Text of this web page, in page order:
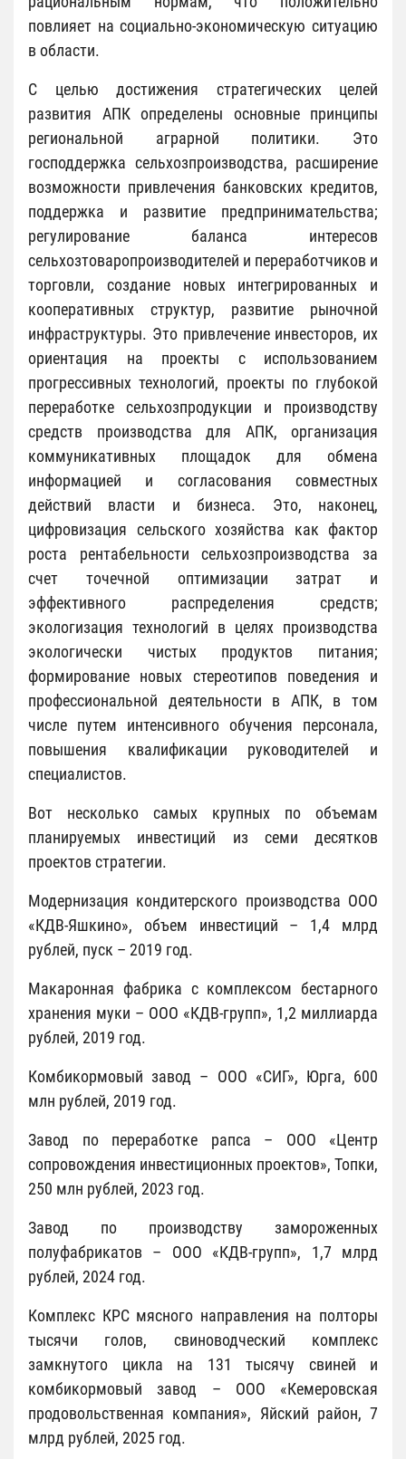
повлияет на социально-экономическую ситуацию
в области.
С целью достижения стратегических целей
развития АПК определены основные принципы
региональной аграрной политики. Это
господдержка сельхозпроизводства, расширение
возможности привлечения банковских кредитов,
поддержка и развитие предпринимательства;
регулирование баланса интересов
сельхозтоваропроизводителей и переработчиков и
торговли, создание новых интегрированных и
кооперативных структур, развитие рыночной
инфраструктуры. Это привлечение инвесторов, их
ориентация на проекты с использованием
прогрессивных технологий, проекты по глубокой
переработке сельхозпродукции и производству
средств производства для АПК, организация
коммуникативных площадок для обмена
информацией и согласования совместных
действий власти и бизнеса. Это, наконец,
цифровизация сельского хозяйства как фактор
роста рентабельности сельхозпроизводства за
счет точечной оптимизации затрат и
эффективного распределения средств;
экологизация технологий в целях производства
экологически чистых продуктов питания;
формирование новых стереотипов поведения и
профессиональной деятельности в АПК, в том
числе путем интенсивного обучения персонала,
повышения квалификации руководителей и
специалистов.
Вот несколько самых крупных по объемам
планируемых инвестиций из семи десятков
проектов стратегии.
Модернизация кондитерского производства ООО
«КДВ-Яшкино», объем инвестиций – 1,4 млрд
рублей, пуск – 2019 год.
Макаронная фабрика с комплексом бестарного
хранения муки – ООО «КДВ-групп», 1,2 миллиарда
рублей, 2019 год.
Комбикормовый завод – ООО «СИГ», Юрга, 600
млн рублей, 2019 год.
Завод по переработке рапса – ООО «Центр
сопровождения инвестиционных проектов», Топки,
250 млн рублей, 2023 год.
Завод по производству замороженных
полуфабрикатов – ООО «КДВ-групп», 1,7 млрд
рублей, 2024 год.
Комплекс КРС мясного направления на полторы
тысячи голов, свиноводческий комплекс
замкнутого цикла на 131 тысячу свиней и
комбикормовый завод – ООО «Кемеровская
продовольственная компания», Яйский район, 7
млрд рублей, 2025 год.